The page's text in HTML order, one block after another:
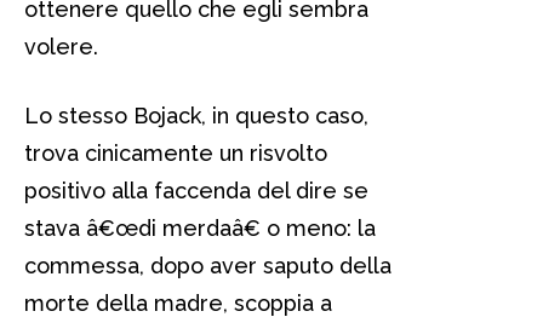
ottenere quello che egli sembra
volere.
Lo stesso Bojack, in questo caso,
trova cinicamente un risvolto
positivo alla faccenda del dire se
stava â€œdi merdaâ€ o meno: la
commessa, dopo aver saputo della
morte della madre, scoppia a